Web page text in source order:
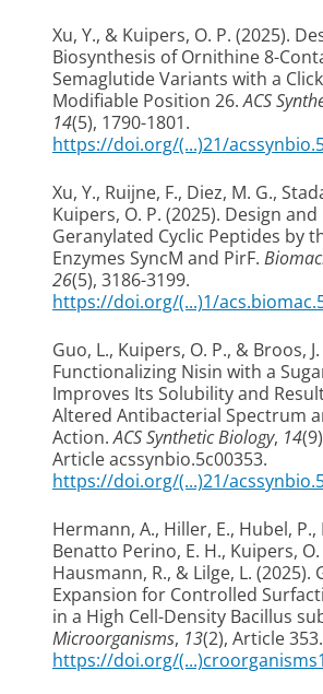
Xu, Y., & Kuipers, O. P. (2025).
Biosynthesis of Ornithine 8-
Semaglutide Variants with a
Modifiable Position 26.ACS
14(5), 1790-1801.
https://doi.org/(...)21/
Xu, Y., Ruijne, F., Diez, M. G.,
Kuipers, O. P. (2025). Design
Geranylated Cyclic Peptides by
Enzymes SyncM and PirF.
26(5), 3186-3199.
https://doi.org/(...)1/
Guo, L., Kuipers, O. P., & Broos, J.
Functionalizing Nisin with a
Improves Its Solubility and
Altered Antibacterial Spectrum
Action.ACS Synthetic Biology, 14
Article acssynbio.5c00353.
https://doi.org/(...)21/
Hermann, A., Hiller, E., Hubel,
Benatto Perino, E. H., Kuipers, O.
Hausmann, R., & Lilge, L. (2025).
Expansion for Controlled
in a High Cell-Density Bacillus
Microorganisms, 13(2), Article 353.
https://doi.org/